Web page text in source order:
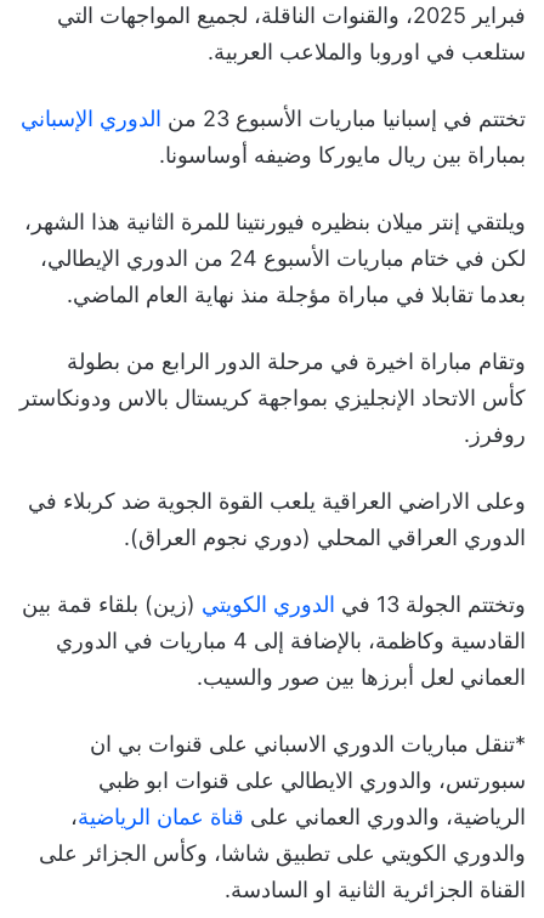
فبراير 2025، والقنوات الناقلة، لجميع المواجهات التي
ستلعب في اوروبا والملاعب العربية.
تختتم في إسبانيا مباريات الأسبوع 23 من
الدوري الإسباني
بمباراة بين ريال مايوركا وضيفه أوساسونا.
ويلتقي إنتر ميلان بنظيره فيورنتينا للمرة الثانية هذا الشهر،
لكن في ختام مباريات الأسبوع 24 من الدوري الإيطالي،
بعدما تقابلا في مباراة مؤجلة منذ نهاية العام الماضي.
وتقام مباراة اخيرة في مرحلة الدور الرابع من بطولة
كأس الاتحاد الإنجليزي بمواجهة كريستال بالاس ودونكاستر
روفرز.
وعلى الاراضي العراقية يلعب القوة الجوية ضد كربلاء في
الدوري العراقي المحلي (دوري نجوم العراق).
وتختتم الجولة 13 في الدوري الكويتي (زين) بلقاء قمة بين
القادسية وكاظمة، بالإضافة إلى 4 مباريات في الدوري
العماني لعل أبرزها بين صور والسيب.
*تنقل مباريات الدوري الاسباني على قنوات بي ان
سبورتس، والدوري الايطالي على قنوات ابو ظبي
الرياضية، والدوري العماني على قناة عمان الرياضية،
والدوري الكويتي على تطبيق شاشا، وكأس الجزائر على
القناة الجزائرية الثانية او السادسة.